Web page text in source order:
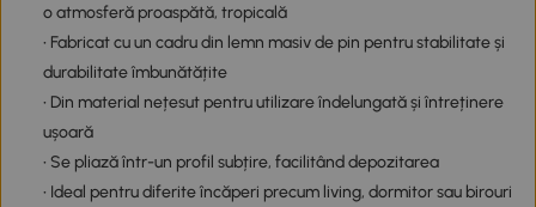
o atmosferă proaspătă, tropicală
• Fabricat cu un cadru din lemn masiv de pin pentru stabilitate și
durabilitate îmbunătățite
• Din material nețesut pentru utilizare îndelungată și întreținere
ușoară
• Se pliază într-un profil subțire, facilitând depozitarea
• Ideal pentru diferite încăperi precum living, dormitor sau birouri